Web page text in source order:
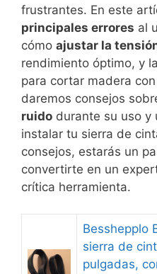
frustrantes. En este
principales errores al
cómo ajustar la
rendimiento óptimo, y
para cortar madera
daremos consejos
ruido durante su uso y
instalar tu sierra de
consejos, estarás un
convertirte en un
crítica herramienta.
Besshepplo
sierra de
pulgadas,